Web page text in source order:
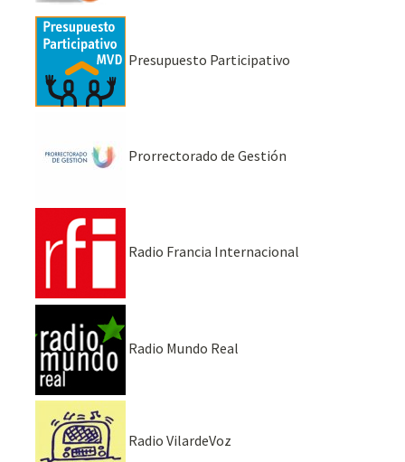
Presupuesto Participativo
Prorrectorado de Gestión
Radio Francia Internacional
Radio Mundo Real
Radio VilardeVoz